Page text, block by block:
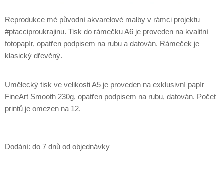
Reprodukce mé původní akvarelové malby v rámci projektu
#ptacciproukrajinu. Tisk do rámečku A6 je proveden na kvalitní
fotopapír, opatřen podpisem na rubu a datován. Rámeček je
klasický dřevěný.
Umělecký tisk ve velikosti A5 je proveden na exklusivní papír
FineArt Smooth 230g, opatřen podpisem na rubu, datován. Počet
printů je omezen na 12.
Dodání: do 7 dnů od objednávky